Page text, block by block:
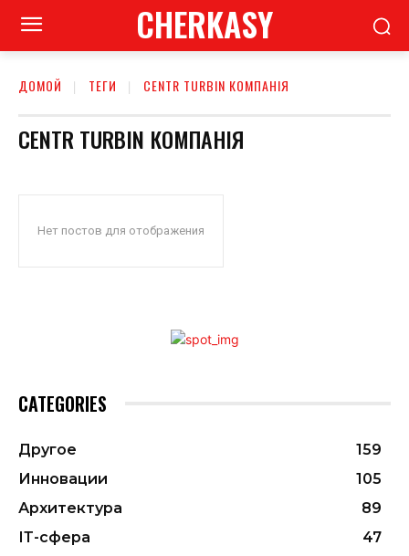
CHERKASY
ДОМОЙ ТЕГИ CENTR TURBIN КОМПАНІЯ
CENTR TURBIN КОМПАНІЯ
Нет постов для отображения
CATEGORIES
Другое
159
Инновации
105
Архитектура
89
ІТ-сфера
47